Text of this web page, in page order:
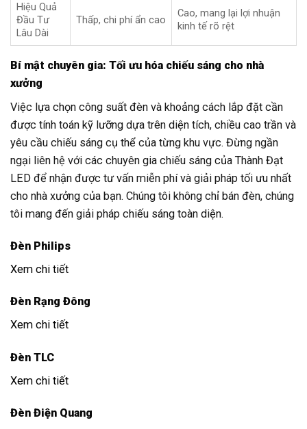
Hiệu Quả
Đầu Tư
Lâu Dài
Thấp, chi phí ẩn cao
Cao, mang lại lợi nhuận
kinh tế rõ rệt
Bí mật chuyên gia: Tối ưu hóa chiếu sáng cho nhà
xưởng
Việc lựa chọn công suất đèn và khoảng cách lắp đặt cần
được tính toán kỹ lưỡng dựa trên diện tích, chiều cao trần và
yêu cầu chiếu sáng cụ thể của từng khu vực. Đừng ngần
ngại liên hệ với các chuyên gia chiếu sáng của Thành Đạt
LED để nhận được tư vấn miễn phí và giải pháp tối ưu nhất
cho nhà xưởng của bạn. Chúng tôi không chỉ bán đèn, chúng
tôi mang đến giải pháp chiếu sáng toàn diện.
Đèn Philips
Xem chi tiết
Đèn Rạng Đông
Xem chi tiết
Đèn TLC
Xem chi tiết
Đèn Điện Quang